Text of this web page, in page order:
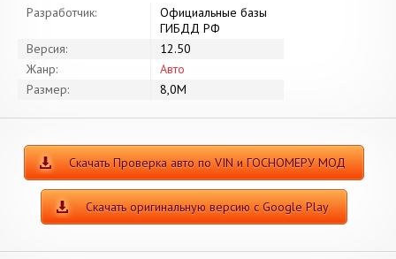
Разработчик:
Официальные базы
ГИБДД РФ
Версия:
12.50
Жанр:
Авто
Размер:
8,0M
Скачать Проверка авто по VIN и ГОСНОМЕРУ МОД
Скачать оригинальную версию с Google Play